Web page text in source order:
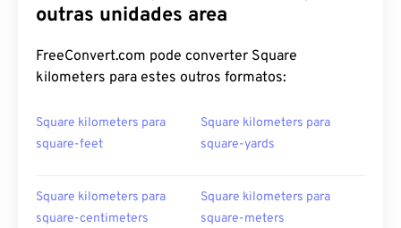
outras unidades area
FreeConvert.com pode converter Square
kilometers para estes outros formatos:
Square kilometers para
square-feet
Square kilometers para
square-yards
Square kilometers para
square-centimeters
Square kilometers para
square-meters